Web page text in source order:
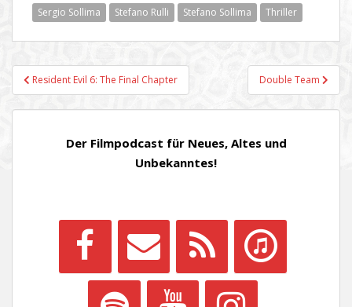
Sergio Sollima
Stefano Rulli Stefano Sollima Thriller
Beitragsnavigation
Resident Evil 6: The Final Chapter Double Team
Der Filmpodcast für Neues, Altes und
Unbekanntes!